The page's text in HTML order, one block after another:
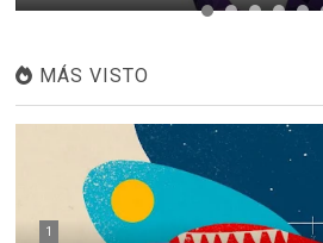
MÁS VISTO
1